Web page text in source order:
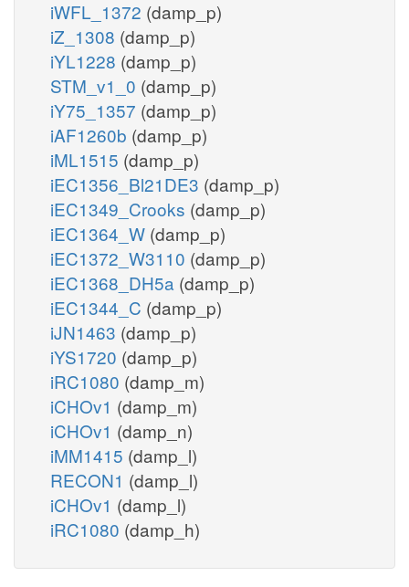
iWFL_1372 (damp_p)
iZ_1308 (damp_p)
iYL1228 (damp_p)
STM_v1_0 (damp_p)
iY75_1357 (damp_p)
iAF1260b (damp_p)
iML1515 (damp_p)
iEC1356_Bl21DE3 (damp_p)
iEC1349_Crooks (damp_p)
iEC1364_W (damp_p)
iEC1372_W3110 (damp_p)
iEC1368_DH5a (damp_p)
iEC1344_C (damp_p)
iJN1463 (damp_p)
iYS1720 (damp_p)
iRC1080 (damp_m)
iCHOv1 (damp_m)
iCHOv1 (damp_n)
iMM1415 (damp_l)
RECON1 (damp_l)
iCHOv1 (damp_l)
iRC1080 (damp_h)